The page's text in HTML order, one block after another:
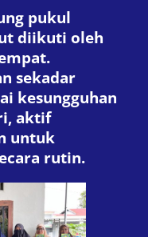
pukul
diikuti oleh
sekadar
kesungguhan
aktif
untuk
rutin.